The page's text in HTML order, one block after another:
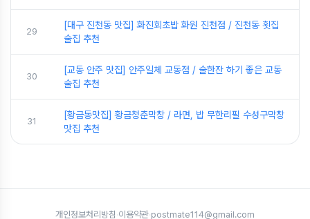
29
[대구 진천동 맛집] 화진회초밥 화원 진천점 / 진천동 횟집
술집 추천
30
[교동 안주 맛집] 안주일체 교동점 / 술한잔 하기 좋은 교동
술집 추천
31
[황금동맛집] 황금청춘막창 / 라면, 밥 무한리필 수성구막창
맛집 추천
개인정보처리방침 ·이용약관·postmate114@gmail.com